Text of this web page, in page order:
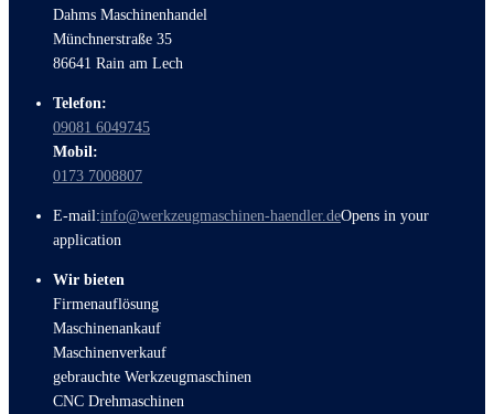
Dahms Maschinenhandel
Münchnerstraße 35
86641 Rain am Lech
Telefon:
09081 6049745
Mobil:
0173 7008807
E-mail:info@werkzeugmaschinen-haendler.deOpens in your
application
Wir bieten
Firmenauflösung
Maschinenankauf
Maschinenverkauf
gebrauchte Werkzeugmaschinen
CNC Drehmaschinen